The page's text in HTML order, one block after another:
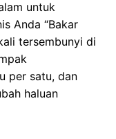
untuk
Anda “Bakar
tersembunyi di
per satu, dan
haluan